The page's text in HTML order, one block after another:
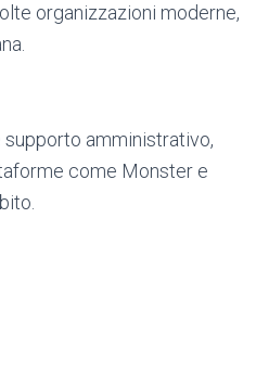
organizzazioni moderne,
amministrativo,
come Monster e